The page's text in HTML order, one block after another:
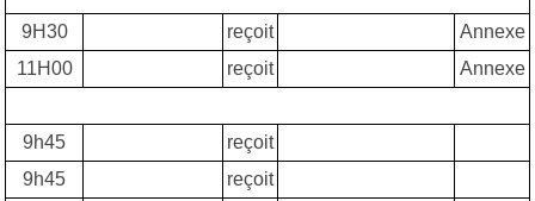
9H30 reçoit
Annexe
11H00
reçoit Annexe
9h45
reçoit
9h45
reçoit